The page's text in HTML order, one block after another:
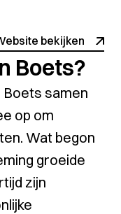
bekijken
Boets?
Boets samen
op om
Wat begon
groeide
zijn